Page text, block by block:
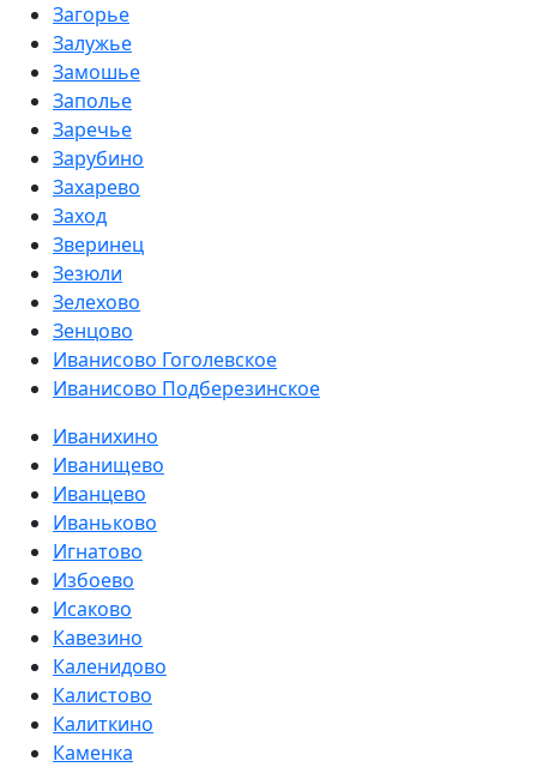
Загорье
Залужье
Замошье
Заполье
Заречье
Зарубино
Захарево
Заход
Зверинец
Зезюли
Зелехово
Зенцово
Иванисово Гоголевское
Иванисово Подберезинское
Иванихино
Иванищево
Иванцево
Иваньково
Игнатово
Избоево
Исаково
Кавезино
Каленидово
Калистово
Калиткино
Каменка